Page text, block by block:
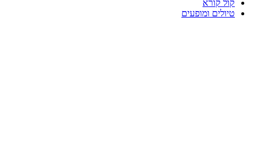
קול קורא
טיולים ומופעים